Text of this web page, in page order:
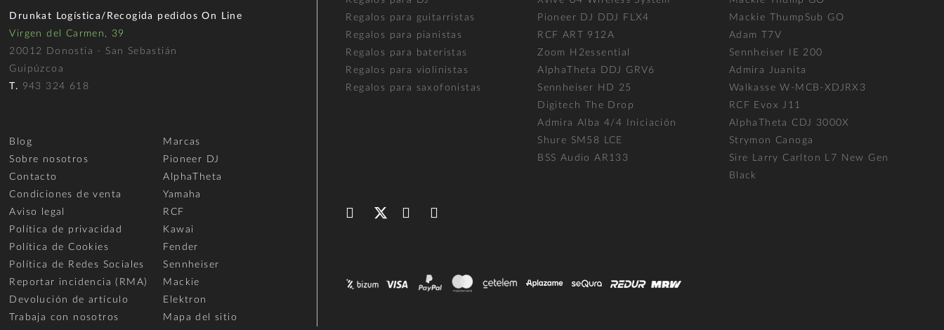
Drunkat Logística/Recogida pedidos On Line
Virgen del Carmen, 39
20012 Donostia - San Sebastián
Guipúzcoa
T. 943 324 618
Blog
Sobre nosotros
Contacto
Condiciones de venta
Aviso legal
Política de privacidad
Política de Cookies
Política de Redes Sociales
Reportar incidencia (RMA)
Devolución de artículo
Trabaja con nosotros
Marcas
Pioneer DJ
AlphaTheta
Yamaha
RCF
Kawai
Fender
Sennheiser
Mackie
Elektron
Mapa del sitio
Regalos para guitarristas
Regalos para pianistas
Regalos para bateristas
Regalos para violinistas
Regalos para saxofonistas
Pioneer DJ DDJ FLX4
RCF ART 912A
Zoom H2essential
AlphaTheta DDJ GRV6
Sennheiser HD 25
Digitech The Drop
Admira Alba 4/4 Iniciación
Shure SM58 LCE
BSS Audio AR133
Mackie ThumpSub GO
Adam T7V
Sennheiser IE 200
Admira Juanita
Walkasse W-MCB-XDJRX3
RCF Evox J11
AlphaTheta CDJ 3000X
Strymon Canoga
Sire Larry Carlton L7 New Gen
Black